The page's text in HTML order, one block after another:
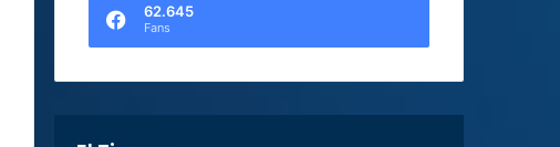
62.645
Fans